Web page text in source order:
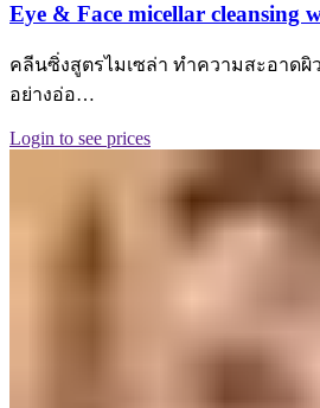
Eye & Face micellar cleansing
คลีนซิ่งสูตรไมเซล่า ทำความสะอาดผิ
อย่างอ่อ…
Login to see prices